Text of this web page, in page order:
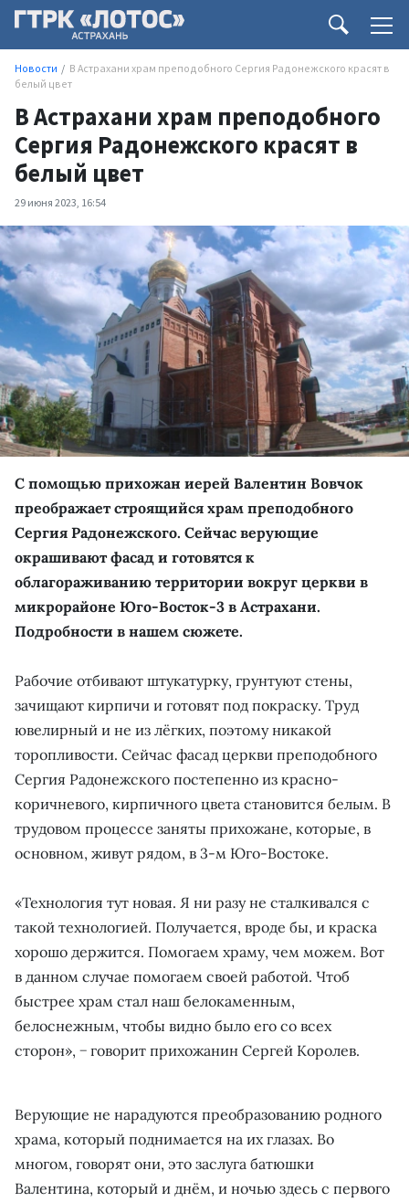
Новости
В Астрахани храм преподобного Сергия Радонежского красят в
белый цвет
В Астрахани храм преподобного
Сергия Радонежского красят в
белый цвет
29 июня 2023, 16:54
С помощью прихожан иерей Валентин Вовчок
преображает строящийся храм преподобного
Сергия Радонежского. Сейчас верующие
окрашивают фасад и готовятся к
облагораживанию территории вокруг церкви в
микрорайоне Юго-Восток-3 в Астрахани.
Подробности в нашем сюжете.
Рабочие отбивают штукатурку, грунтуют стены,
зачищают кирпичи и готовят под покраску. Труд
ювелирный и не из лёгких, поэтому никакой
торопливости. Сейчас фасад церкви преподобного
Сергия Радонежского постепенно из красно-
коричневого, кирпичного цвета становится белым. В
трудовом процессе заняты прихожане, которые, в
основном, живут рядом, в 3-м Юго-Востоке.
«Технология тут новая. Я ни разу не сталкивался с
такой технологией. Получается, вроде бы, и краска
хорошо держится. Помогаем храму, чем можем. Вот
в данном случае помогаем своей работой. Чтоб
быстрее храм стал наш белокаменным,
белоснежным, чтобы видно было его со всех
сторон», − говорит прихожанин Сергей Королев.
Верующие не нарадуются преобразованию родного
храма, который поднимается на их глазах. Во
многом, говорят они, это заслуга батюшки
Валентина, который и днём, и ночью здесь с первого